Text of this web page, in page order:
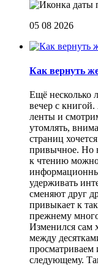
05 08 2026
Как вернуть
Eщё несколько
вечер с
ленты и
утомлять,
страниц
привычное. Но
к чтению
удерживать
сменяют друг
привыкает к
прежнему
Изменился сам
между
следующему.